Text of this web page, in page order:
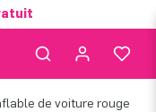
de voiture rouge